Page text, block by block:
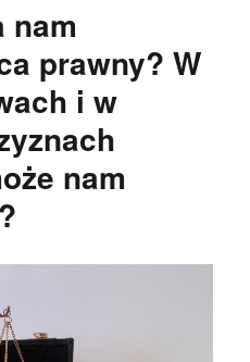
nam
prawny? W
i w
nam